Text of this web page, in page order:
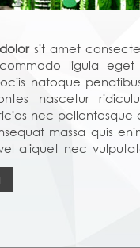
sit amet
ligula eget
natoque
nascetur
nec pellentesque
massa quis
aliquet nec
ut imperdiet a
dictum felis eu pede